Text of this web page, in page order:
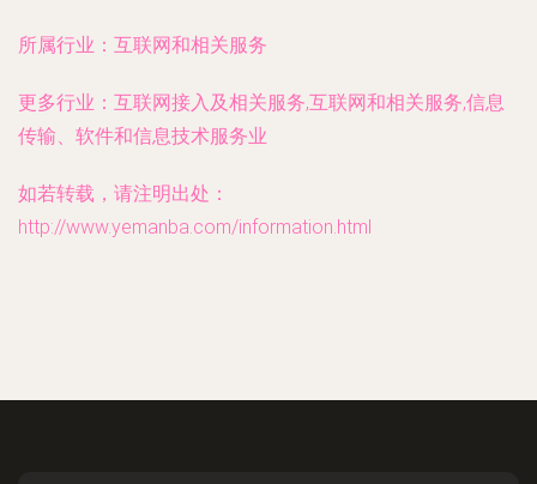
所属行业： 互联网和相关服务
更多行业： 互联网接入及相关服务,互联网和相关服务,信息
传输、软件和信息技术服务业
如若转载，请注明出处：
http://www.yemanba.com/information.html